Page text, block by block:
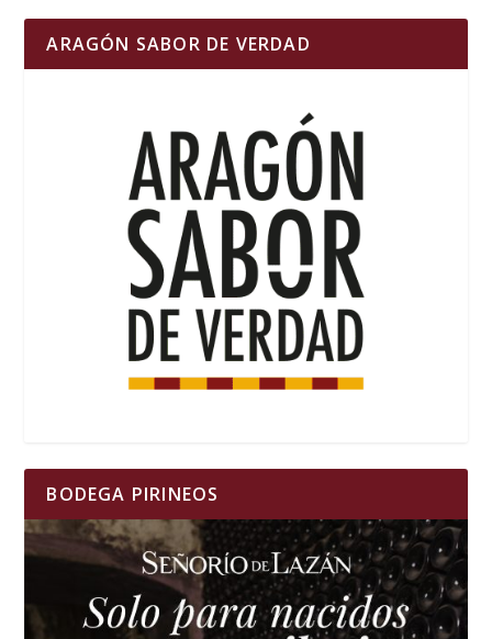
ARAGÓN SABOR DE VERDAD
BODEGA PIRINEOS